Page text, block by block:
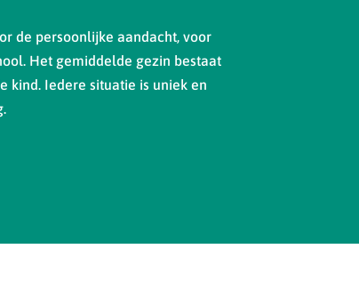
de persoonlijke aandacht, voor
Het gemiddelde gezin bestaat
kind. Iedere situatie is uniek en